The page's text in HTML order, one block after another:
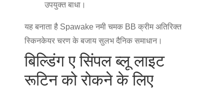
उपयुक्त बाधा।
यह बनाता है Spawake नमी चमक BB क्रीमअतिरिक्त
स्किनकेयर चरण के बजाय सुलभ दैनिक समाधान।
बिल्डिंग ए सिंपल ब्लू लाइट
रूटिन को रोकने के लिए